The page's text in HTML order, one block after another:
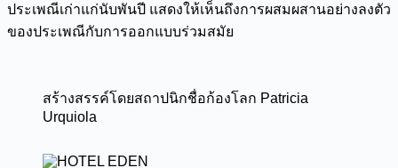
ประเพณีเก่าแก่นับพันปี แสดงให้เห็นถึงการผสมผสานอย่างลงตัว
ของประเพณีกับการออกแบบร่วมสมัย
สร้างสรรค์โดยสถาปนิกชื่อก้องโลก Patricia
Urquiola